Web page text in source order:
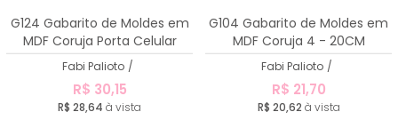
G124 Gabarito de Moldes em
MDF Coruja Porta Celular
Fabi Palioto /
R$ 30,15
R$ 28,64 à vista
G104 Gabarito de Moldes em
MDF Coruja 4 - 20CM
Fabi Palioto /
R$ 21,70
R$ 20,62 à vista